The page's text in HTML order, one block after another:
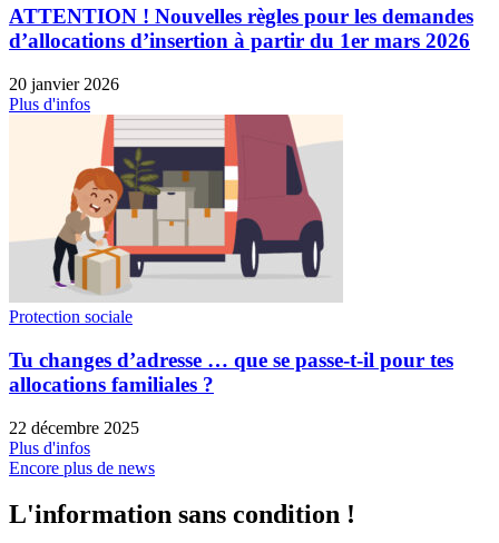
ATTENTION ! Nouvelles règles pour les demandes
d’allocations d’insertion à partir du 1er mars 2026
20 janvier 2026
Plus d'infos
Protection sociale
Tu changes d’adresse … que se passe-t-il pour tes
allocations familiales ?
22 décembre 2025
Plus d'infos
Encore plus de news
L'information sans condition !